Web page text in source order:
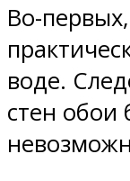
Во-
воде.
стен обои